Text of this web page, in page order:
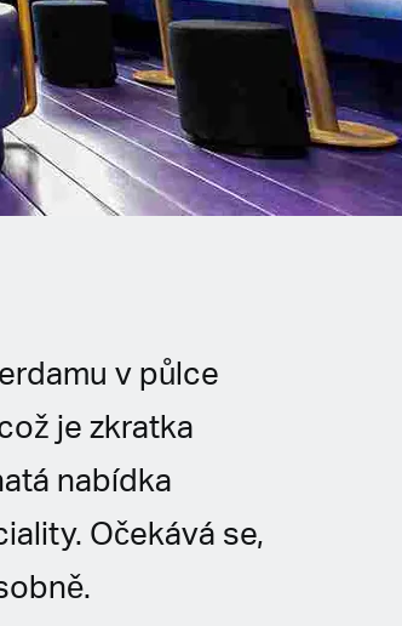
v půlce
je zkratka
nabídka
Očekává se,